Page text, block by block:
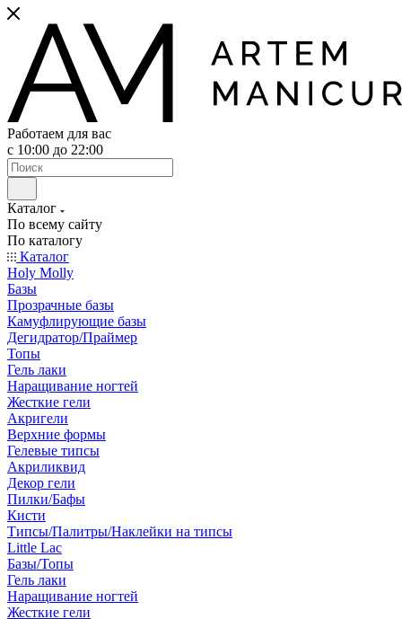
Работаем для вас
с 10:00 до 22:00
Каталог
По всему сайту
По каталогу
Каталог
Holy Molly
Базы
Прозрачные базы
Камуфлирующие базы
Дегидратор/Праймер
Топы
Гель лаки
Наращивание ногтей
Жесткие гели
Акригели
Верхние формы
Гелевые типсы
Акриликвид
Декор гели
Пилки/Бафы
Кисти
Типсы/Палитры/Наклейки на типсы
Little Lac
Базы/Топы
Гель лаки
Наращивание ногтей
Жесткие гели